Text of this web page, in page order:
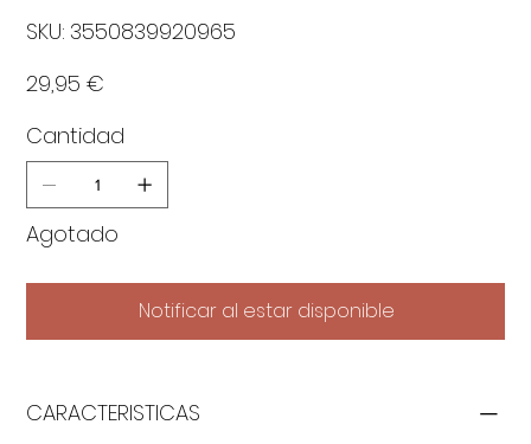
SKU: 3550839920965
3550839920965
29,95 €
Cantidad
Agotado
Notificar al estar disponible
CARACTERISTICAS